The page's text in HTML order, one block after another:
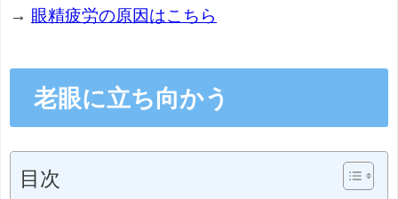
→ 眼精疲労の原因はこちら
老眼に立ち向かう
目次